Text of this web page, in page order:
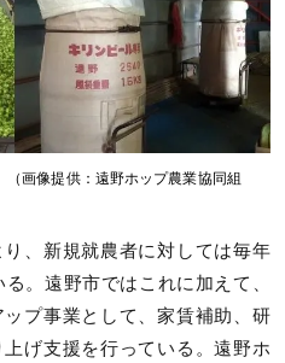
画像提供：遠野ホップ農業協同組
、新規就農者に対しては毎年
。遠野市ではこれに加えて、
プ事業として、家賃補助、研
げ支援を行っている。遠野ホ